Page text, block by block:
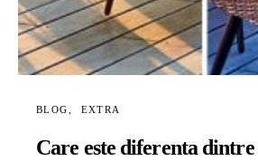
BLOG EXTRA
Care este diferenta dintre